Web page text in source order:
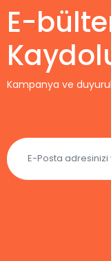
E-
Kampanya ve